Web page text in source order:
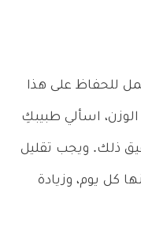
للحفاظ على هذا
الوزن، اسألي طبيبكِ
ذلك. ويجب تقليل
كل يوم، وزيادة